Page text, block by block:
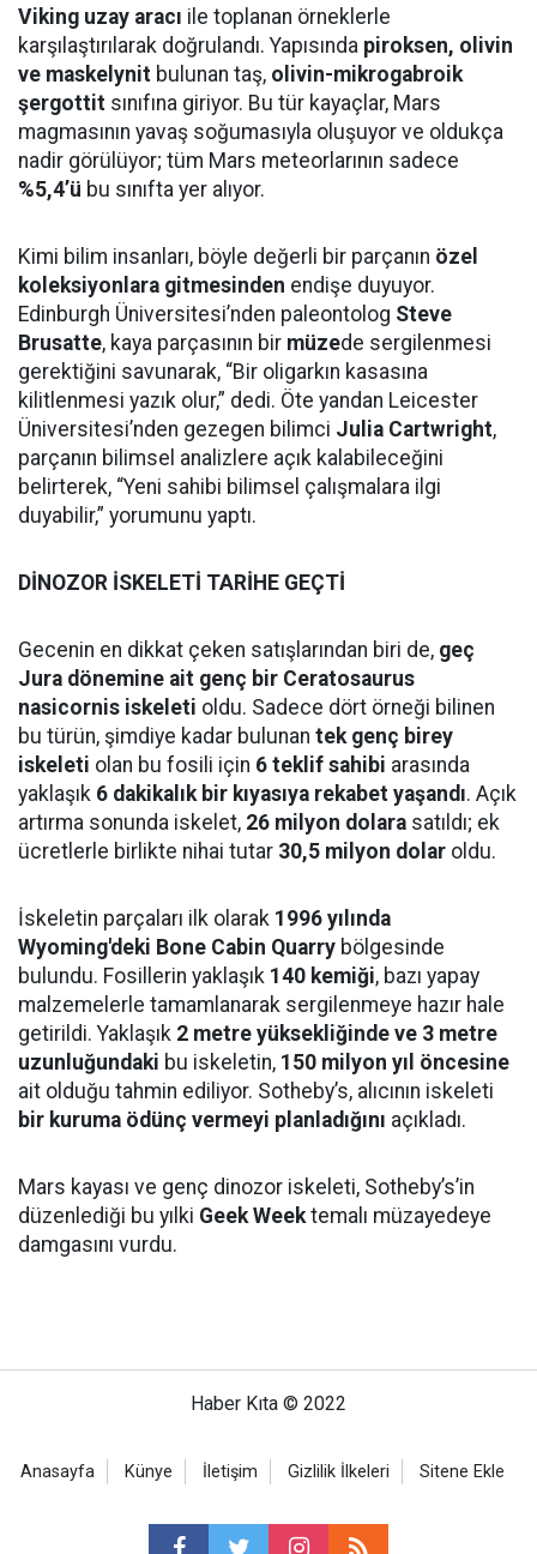
Viking uzay aracı ile toplanan örneklerle
karşılaştırılarak doğrulandı. Yapısında piroksen, olivin
ve maskelynit bulunan taş, olivin-mikrogabroik
şergottit sınıfına giriyor. Bu tür kayaçlar, Mars
magmasının yavaş soğumasıyla oluşuyor ve oldukça
nadir görülüyor; tüm Mars meteorlarının sadece
%5,4’ü bu sınıfta yer alıyor.
Kimi bilim insanları, böyle değerli bir parçanın özel
koleksiyonlara gitmesinden endişe duyuyor.
Edinburgh Üniversitesi’nden paleontolog Steve
Brusatte, kaya parçasının bir müzede sergilenmesi
gerektiğini savunarak, “Bir oligarkın kasasına
kilitlenmesi yazık olur,” dedi. Öte yandan Leicester
Üniversitesi’nden gezegen bilimci Julia Cartwright,
parçanın bilimsel analizlere açık kalabileceğini
belirterek, “Yeni sahibi bilimsel çalışmalara ilgi
duyabilir,” yorumunu yaptı.
DİNOZOR İSKELETİ TARİHE GEÇTİ
Gecenin en dikkat çeken satışlarından biri de, geç
Jura dönemine ait genç bir Ceratosaurus
nasicornis iskeleti oldu. Sadece dört örneği bilinen
bu türün, şimdiye kadar bulunan tek genç birey
iskeleti olan bu fosili için 6 teklif sahibi arasında
yaklaşık 6 dakikalık bir kıyasıya rekabet yaşandı. Açık
artırma sonunda iskelet, 26 milyon dolara satıldı; ek
ücretlerle birlikte nihai tutar 30,5 milyon dolar oldu.
İskeletin parçaları ilk olarak 1996 yılında
Wyoming'deki Bone Cabin Quarry bölgesinde
bulundu. Fosillerin yaklaşık 140 kemiği, bazı yapay
malzemelerle tamamlanarak sergilenmeye hazır hale
getirildi. Yaklaşık 2 metre yüksekliğinde ve 3 metre
uzunluğundaki bu iskeletin, 150 milyon yıl öncesine
ait olduğu tahmin ediliyor. Sotheby’s, alıcının iskeleti
bir kuruma ödünç vermeyi planladığını açıkladı.
Mars kayası ve genç dinozor iskeleti, Sotheby’s’in
düzenlediği bu yılki Geek Weektemalı müzayedeye
damgasını vurdu.
Haber Kıta © 2022
Anasayfa Künye İletişim Gizlilik İlkeleri Sitene Ekle